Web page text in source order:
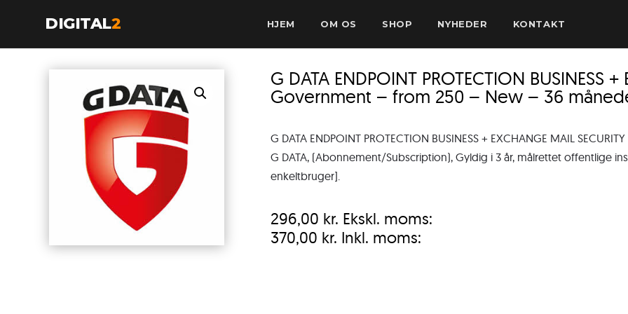
DIGITAL2 HJEM OM OS SHOP NYHEDER KONTAKT
G DATA ENDPOINT PROTECTION BUSINESS
Government – from 250 – New – 36
G DATA ENDPOINT PROTECTION BUSINESS + EXCHANGE MAIL
G DATA, (Abonnement/Subscription), Gyldig i 3 år, målrettet offentlige
enkeltbruger].
296,00 kr. Ekskl. moms:
370,00 kr. Inkl. moms: